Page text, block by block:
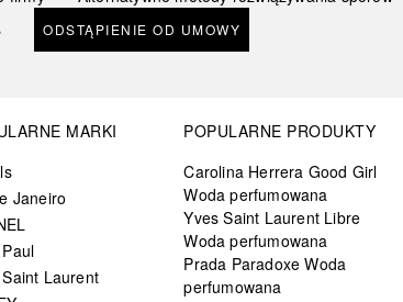
ODSTĄPIENIE OD UMOWY
MARKI
Janeiro
Laurent
POPULARNE PRODUKTY
Carolina Herrera Good Girl
Woda perfumowana
Yves Saint Laurent Libre
Woda perfumowana
Prada Paradoxe Woda
perfumowana